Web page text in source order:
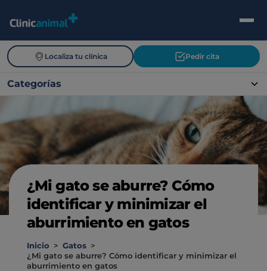
Localiza tu clínica Pedir cita
Categorías
¿Mi gato se aburre? Cómo
identificar y minimizar el
aburrimiento en gatos
Inicio > Gatos >
¿Mi gato se aburre? Cómo identificar y minimizar el
aburrimiento en gatos